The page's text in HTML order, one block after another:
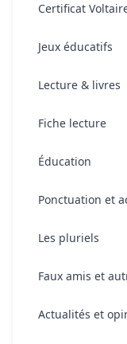
Certificat
Jeux éducatifs
Lecture & livres
Fiche lecture
Éducation
Ponctuation et
Les pluriels
Faux amis et
Actualités et